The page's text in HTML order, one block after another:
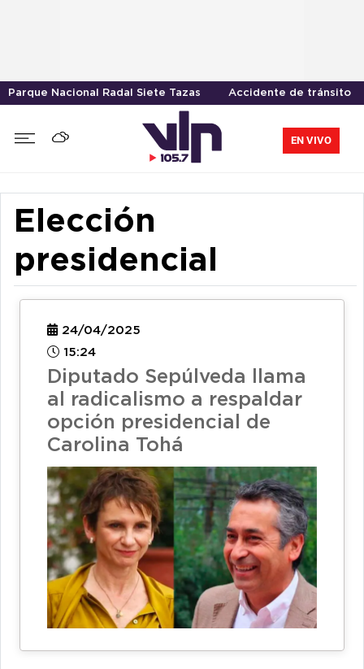
Parque Nacional Radal Siete Tazas Accidente de tránsito
EN VIVO
Elección
presidencial
24/04/2025
15:24
Diputado Sepúlveda llama
al radicalismo a respaldar
opción presidencial de
Carolina Tohá